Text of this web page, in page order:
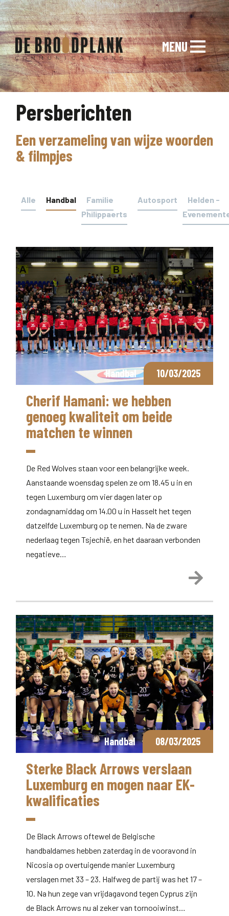
MENU
Persberichten
Een verzameling van wijze woorden
& filmpjes
Alle Handbal
Familie
Philippaerts
Autosport
Helden -
Handbal 10/03/2025
Cherif Hamani: we hebben
genoeg kwaliteit om beide
matchen te winnen
De Red Wolves staan voor een belangrijke week.
Aanstaande woensdag spelen ze om 18.45 u in en
tegen Luxemburg om vier dagen later op
zondagnamiddag om 14.00 u in Hasselt het tegen
datzelfde Luxemburg op te nemen. Na de zware
nederlaag tegen Tsjechië, en het daaraan verbonden
negatieve…
Lees
Handbal 08/03/2025
Sterke Black Arrows verslaan
Luxemburg en mogen naar EK-
kwalificaties
De Black Arrows oftewel de Belgische
handbaldames hebben zaterdag in de vooravond in
Nicosia op overtuigende manier Luxemburg
verslagen met 33 – 23. Halfweg de partij was het 17 –
10. Na hun zege van vrijdagavond tegen Cyprus zijn
de Black Arrows nu al zeker van tornooiwinst…